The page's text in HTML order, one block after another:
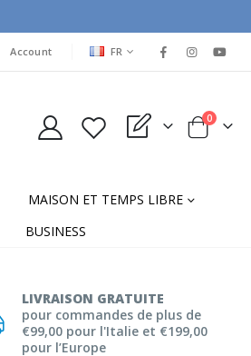
Account LANGUAGE
FR
My Quote Cart
0items
MAISON ET TEMPS LIBRE
BUSINESS
LIVRAISON GRATUITE
pour commandes de plus de
€99,00 pour l'Italie et €199,00
pour l’Europe